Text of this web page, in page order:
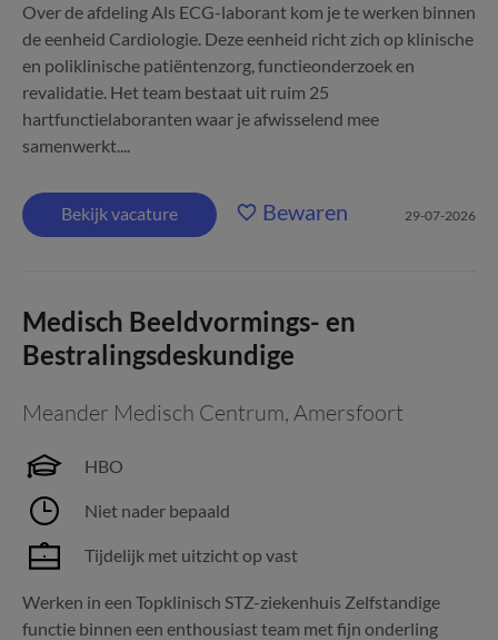
Over de afdeling Als ECG-laborant kom je te werken binnen
de eenheid Cardiologie. Deze eenheid richt zich op klinische
en poliklinische patiëntenzorg, functieonderzoek en
revalidatie. Het team bestaat uit ruim 25
hartfunctielaboranten waar je afwisselend mee
samenwerkt....
Bekijk vacature Bewaren 29-07-2026
Medisch Beeldvormings- en
Bestralingsdeskundige
Meander Medisch Centrum, Amersfoort
HBO
Niet nader bepaald
Tijdelijk met uitzicht op vast
Werken in een Topklinisch STZ-ziekenhuis Zelfstandige
functie binnen een enthousiast team met fijn onderling